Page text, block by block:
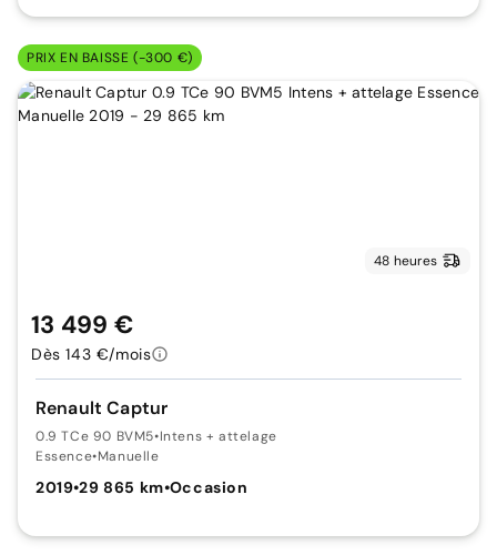
PRIX EN BAISSE (-300 €)
48 heures
Renault Captur
0.9 TCe 90 BVM5•Intens + attelage
Essence•Manuelle
2019•29 865 km•Occasion
13 499 €
Dès 143 €/mois